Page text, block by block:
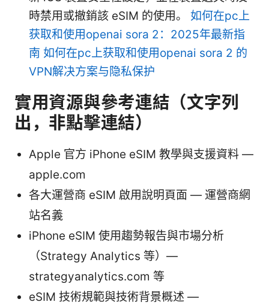
時禁用或撤銷該 eSIM 的使用。 如何在pc上
获取和使用openai sora 2：2025年最新指
南 如何在pc上获取和使用openai sora 2 的
VPN解决方案与隐私保护
實用資源與參考連結（文字列
出，非點擊連結）
Apple 官方 iPhone eSIM 教學與支援資料 —
apple.com
各大運營商 eSIM 啟用說明頁面 — 運營商網
站名義
iPhone eSIM 使用趨勢報告與市場分析
（Strategy Analytics 等）—
strategyanalytics.com 等
eSIM 技術規範與技術背景概述 —